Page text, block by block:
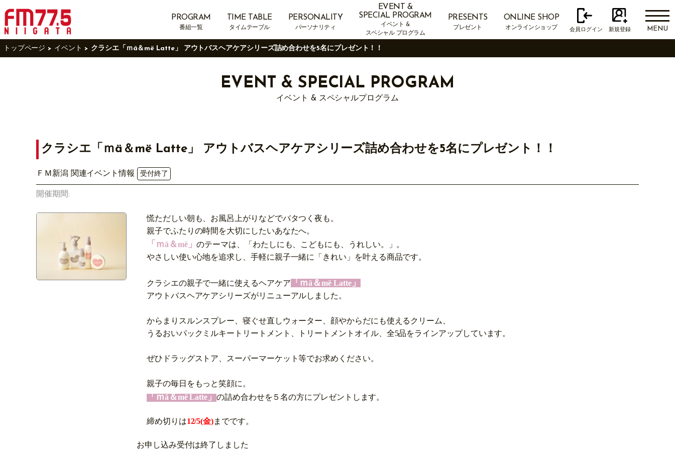
PROGRAM
番組一覧
TIME TABLE
タイムテーブル
PERSONALITY
パーソナリティ
EVENT &
SPECIAL PROGRAM
イベント &
スペシャル プログラム
PRESENTS
プレゼント
ONLINE SHOP
オンラインショップ 会員ログイン 新規登録 MENU
トップページ イベント クラシエ「ｍä＆më Latte」 アウトバスヘアケアシリーズ詰め合わせを5名にプレゼント！！
EVENT & SPECIAL PROGRAM
イベント & スペシャルプログラム
クラシエ「ｍä＆më Latte」 アウトバスヘアケアシリーズ詰め合わせを5名にプレゼント！！
ＦＭ新潟 関連イベント情報 受付終了
開催期間:
慌ただしい朝も、お風呂上がりなどでバタつく夜も。
親子でふたりの時間を大切にしたいあなたへ。
「ｍä＆më」のテーマは、「わたしにも、こどもにも、うれしい。」。
やさしい使い心地を追求し、手軽に親子一緒に「きれい」を叶える商品です。
クラシエの親子で一緒に使えるヘアケア 「ｍä ＆më Latte」
アウトバスヘアケアシリーズがリニューアルしました。
からまりスルンスプレー、寝ぐせ直しウォーター、顔やからだにも使えるクリーム、
うるおいパックミルキートリートメント、トリートメントオイル、 全5品をラインアップしています。
ぜひドラッグストア、スーパーマーケット等でお求めください。
親子の毎日をもっと笑顔に。
「ｍä＆më Latte」の詰め合わせを５名の方にプレゼントします。
締め切りは12/5(金)までです。
お申し込み受付は終了しました